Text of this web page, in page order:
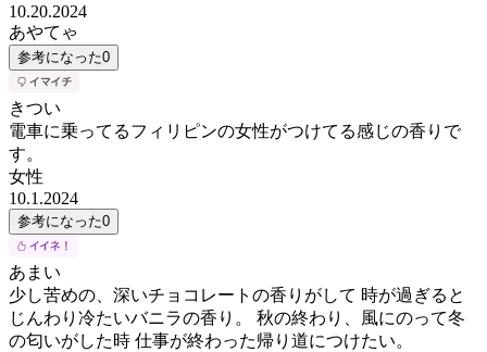
10.20.2024
あやてゃ
参考になった0
きつい
電車に乗ってるフィリピンの女性がつけてる感じの香りで
す。
女性
10.1.2024
参考になった0
あまい
少し苦めの、深いチョコレートの香りがして 時が過ぎると
じんわり冷たいバニラの香り。 秋の終わり、風にのって冬
の匂いがした時 仕事が終わった帰り道につけたい。